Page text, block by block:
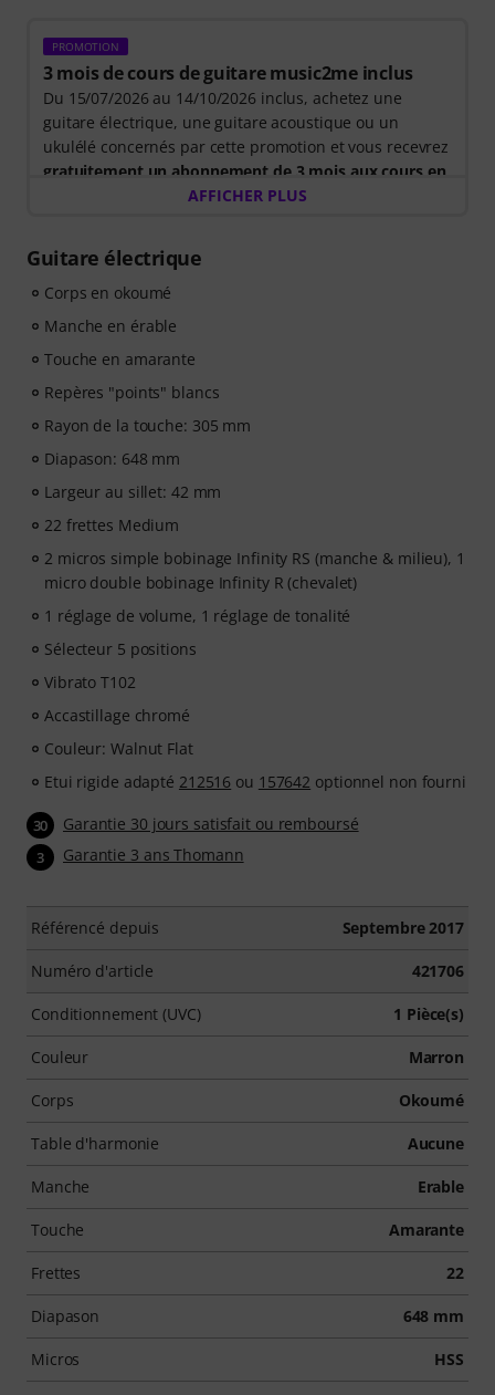
PROMOTION
3 mois de cours de guitare music2me inclus
Du 15/07/2026 au 14/10/2026 inclus, achetez une
guitare électrique, une guitare acoustique ou un
ukulélé concernés par cette promotion et vous recevrez
gratuitement un abonnement de 3 mois aux cours en
ligne music2me d'une valeur de 57 euros
L'abonnement music2me prendra fin automatiquement
à l'issue de la période d'abonnement.
Music2Me, votre portail d'apprentissage musical en
par des professeurs de musique qualifiés. Lauréat du
prix allemand de l'éducation 2025/2026 dans la
catégorie « Cours d'instruments en ligne » ! Plus de 400
leçons de guitare en vidéo pour débutants et niveaux
avancés : pop, rock, blues, métal et bien plus encore.
Profitez d'un accompagnement personnalisé par chat,
intelligent avec fonction d'entraînement, ralenti et
autres fonctionnalités.
AFFICHER PLUS
Guitare électrique
Corps en okoumé
Manche en érable
Touche en amarante
Repères "points" blancs
Rayon de la touche: 305 mm
Diapason: 648 mm
Largeur au sillet: 42 mm
22 frettes Medium
2 micros simple bobinage Infinity RS (manche & milieu), 1
micro double bobinage Infinity R (chevalet)
1 réglage de volume, 1 réglage de tonalité
Sélecteur 5 positions
Vibrato T102
Accastillage chromé
Couleur: Walnut Flat
Etui rigide adapté 212516 ou 157642 optionnel non fourni
30 Garantie 30 jours satisfait ou remboursé
3 Garantie 3 ans Thomann
Référencé depuis Septembre 2017
Numéro d'article 421706
Conditionnement (UVC) 1 Pièce(s)
Couleur Marron
Corps Okoumé
Table d'harmonie Aucune
Manche Erable
Touche Amarante
Frettes 22
Diapason 648 mm
Micros HSS